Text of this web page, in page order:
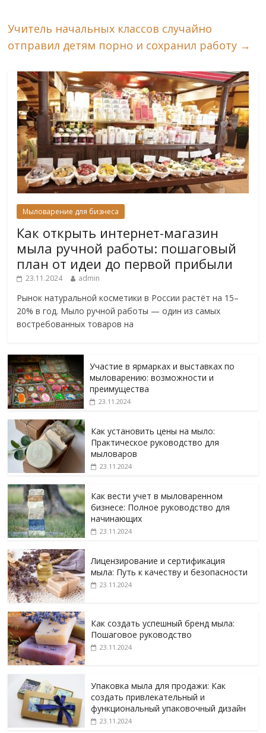
Учитель начальных классов случайно
отправил детям порно и сохранил работу →
Мыловарение для бизнеса
Как открыть интернет-магазин
мыла ручной работы: пошаговый
план от идеи до первой прибыли
23.11.2024 admin
Рынок натуральной косметики в России растёт на 15–
20% в год. Мыло ручной работы — один из самых
востребованных товаров на
Участие в ярмарках и выставках по
мыловарению: возможности и
преимущества
23.11.2024
Как установить цены на мыло:
Практическое руководство для
мыловаров
23.11.2024
Как вести учет в мыловаренном
бизнесе: Полное руководство для
начинающих
23.11.2024
Лицензирование и сертификация
мыла: Путь к качеству и безопасности
23.11.2024
Как создать успешный бренд мыла:
Пошаговое руководство
23.11.2024
Упаковка мыла для продажи: Как
создать привлекательный и
функциональный упаковочный дизайн
23.11.2024